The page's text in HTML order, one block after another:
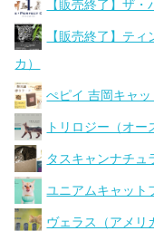
【販売終了】ザ・
【販売終了】テ
カ）
ぺピイ 吉岡キャッ
トリロジー（オー
タスキャンナチュ
ユニアムキャット
ヴェラス（アメリ